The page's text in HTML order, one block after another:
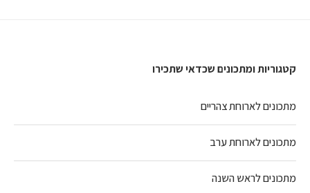
קטגוריות ומתכונים שכדאי שתכירו
מתכונים לארוחת צהריים
מתכונים לארוחת ערב
מתכונים לראש השנה